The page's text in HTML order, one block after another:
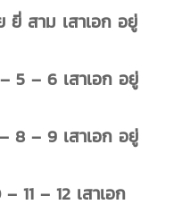
ยี่ สาม เสาเอก อยู่
5 – 6 เสาเอก อยู่
8 – 9 เสาเอก อยู่
11 – 12 เสาเอก